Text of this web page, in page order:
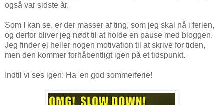
også var sidste år.
Som I kan se, er der masser af ting, som jeg skal nå i ferien,
og derfor bliver jeg nødt til at holde en pause med bloggen.
Jeg finder ej heller nogen motivation til at skrive for tiden,
men den kommer forhåbentligt igen på et tidspunkt.
Indtil vi ses igen: Ha' en god sommerferie!